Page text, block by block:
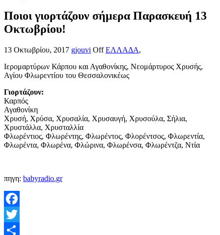
Ποιοι γιορτάζουν σήμερα Παρασκευή 13
Οκτωβρίου!
13 Οκτωβρίου, 2017 gjouvi Off ΕΛΛΑΔΑ,
Ιερομαρτύρων Κάρπου και Αγαθονίκης, Νεομάρτυρος Χρυσής,
Αγίου Φλωρεντίου του Θεσσαλονικέως
Γιορτάζουν:
Καρπός
Αγαθονίκη
Χρυσή, Χρύσα, Χρυσαλία, Χρυσαυγή, Χρυσούλα, Σήλια,
Χρυστάλλα, Χρυσταλλία
Φλωρέντιος, Φλωρέντης, Φλωρέντος, Φλορέντσος, Φλωρεντία,
Φλωρέντα, Φλωρένα, Φλώρινα, Φλωρένσα, Φλωρέντζα, Ντία
πηγη: babyradio.gr
Facebook
Twitter